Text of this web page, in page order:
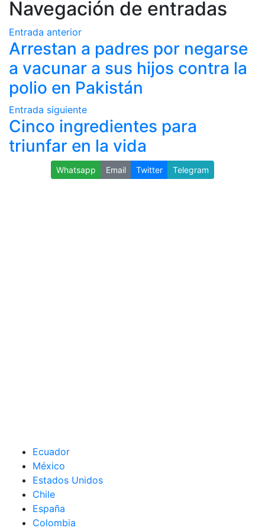
Navegación de entradas
Entrada anterior
Arrestan a padres por negarse
a vacunar a sus hijos contra la
polio en Pakistán
Entrada siguiente
Cinco ingredientes para
triunfar en la vida
Whatsapp Email Twitter Telegram
Ecuador
México
Estados Unidos
Chile
España
Colombia